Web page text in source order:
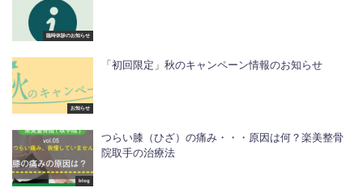
臨時休診のお知らせ
お知らせ
「初回限定」秋のキャンペーン情報のお知らせ
blog
つらい膝（ひざ）の痛み・・・原因は何？楽美整骨
院取手の治療法